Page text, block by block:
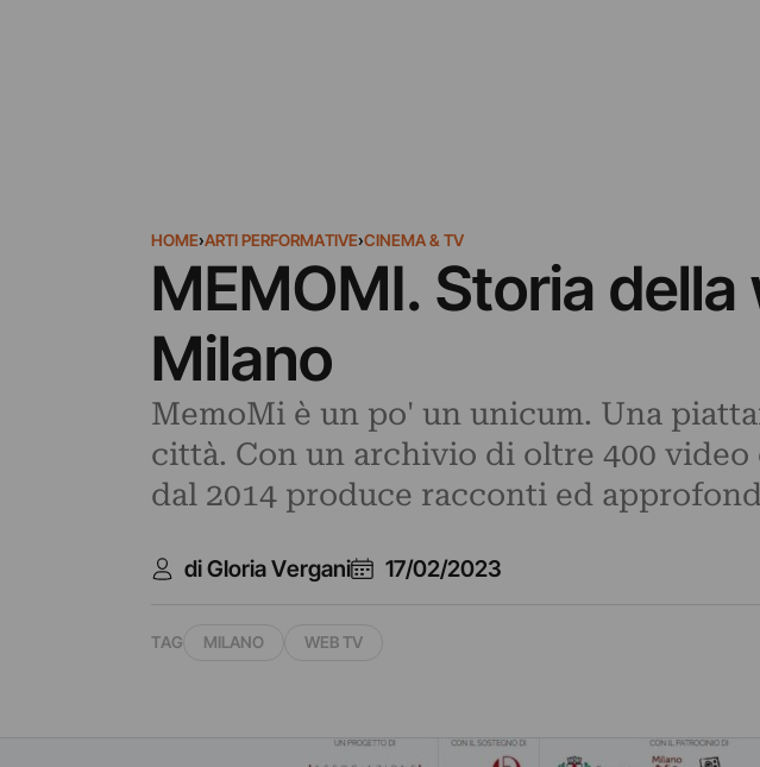
HOME›ARTI PERFORMATIVE›CINEMA & TV
MEMOMI. Storia
Milano
MemoMi è un po' un unicum. Una
città. Con un archivio di oltre 400
dal 2014 produce racconti ed
di Gloria Vergani 17/02/2023
TAG MILANO WEB TV